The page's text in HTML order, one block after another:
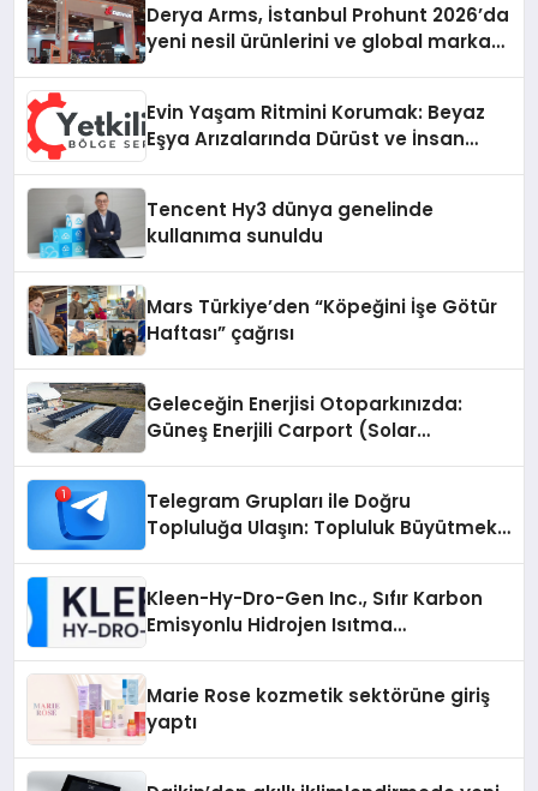
Derya Arms, İstanbul Prohunt 2026’da
yeni nesil ürünlerini ve global marka
Evin Yaşam Ritmini Korumak: Beyaz
Eşya Arızalarında Dürüst ve İnsan
Tencent Hy3 dünya genelinde
kullanıma sunuldu
Mars Türkiye’den “Köpeğini İşe Götür
Haftası” çağrısı
Geleceğin Enerjisi Otoparkınızda:
Güneş Enerjili Carport (Solar
Telegram Grupları ile Doğru
Topluluğa Ulaşın: Topluluk Büyütmek
Kleen-Hy-Dro-Gen Inc., Sıfır Karbon
Emisyonlu Hidrojen Isıtma
Marie Rose kozmetik sektörüne giriş
yaptı